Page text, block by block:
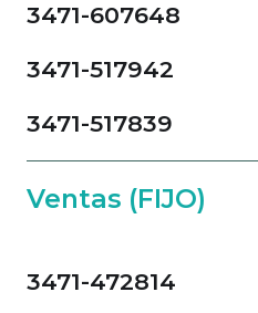
3471-607648
3471-517942
3471-517839
Ventas (FIJO)
3471-472814